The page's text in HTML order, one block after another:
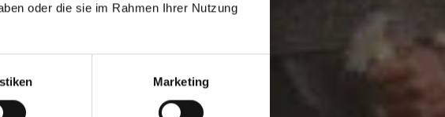
oder die sie im Rahmen Ihrer Nutzung
Marketing